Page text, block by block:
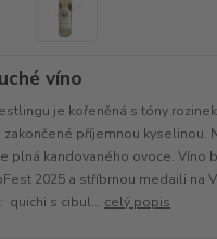
víno
je kořeněná s tóny
zakončené příjemnou kyselinou.
plná kandovaného ovoce. Víno
2025 a stříbrnou medaili na
quichi s cibul... celý popis